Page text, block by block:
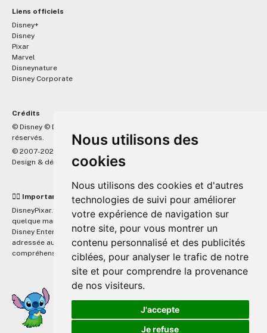
Nous utilisons des
cookies
Nous utilisons des cookies et d'autres
technologies de suivi pour améliorer
votre expérience de navigation sur
notre site, pour vous montrer un
contenu personnalisé et des publicités
ciblées, pour analyser le trafic de notre
site et pour comprendre la provenance
de nos visiteurs.
J'accepte
Je refuse
Liens officiels
Disney+
Disney
Pixar
Marvel
Disneynature
Disney Corporate
Crédits
© Disney © Disney/Pixar © &
réservés.
© 2007-2026 DisneyPixar.fr
Design & développement : MonsieurPaul
☝🏼 Important
DisneyPixar.fr est un site indépendant et n'est en aucun cas lié de
quelque manière que ce soit avec The Walt Disney Company, Pixar,
Disney Enterprises, Inc ou leurs dérivés ou associés. Toute demande
adressée aux studios Disney ou Pixar sera ignorée. Merci de votre
compréhension.